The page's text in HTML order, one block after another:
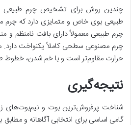
چندین روش برای تشخیص چرم طبیعی
طبیعی بوی خاص و متمایزی دارد که
چرم طبیعی معمولاً دارای بافت نامنظم و
چرم مصنوعی سطحی کاملاً یکنواخت دارد.
حرارت مقاوم‌تر است و با خم شدن، خطوط
نتیجه‌گیری
گامی اساسی برای انتخابی آگاهانه و